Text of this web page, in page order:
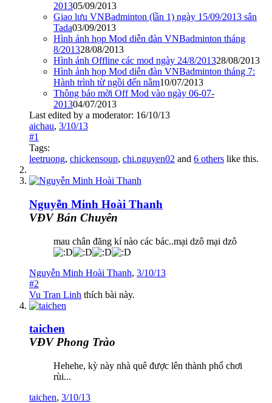
201305/09/2013
Giao lưu VNBadminton (lần 1) ngày 15/09/2013 sân
Tada03/09/2013
Hình ảnh họp Mod diễn đàn VNBadminton tháng
8/201328/08/2013
Hình ảnh Offline các mod ngày 24/8/201328/08/2013
Hình ảnh họp Mod diễn đàn VNBadminton tháng 7:
Hành trình từ ngồi đến nằm10/07/2013
Thông báo mời Off Mod vào ngày 06-07-
201304/07/2013
Last edited by a moderator: 16/10/13
aichau, 3/10/13
#1
Tags:
leetruong, chickensoup, chi.nguyen02 and 6 others like this.
Nguyễn Minh Hoài Thanh
VĐV Bán Chuyên
mau chân đăng kí nào các bác..mại dzô mại dzô
Nguyễn Minh Hoài Thanh, 3/10/13
#2
Vu Tran Linh thích bài này.
taichen
VĐV Phong Trào
Hehehe, kỳ này nhà quê được lên thành phố chơi
rùi...
taichen, 3/10/13